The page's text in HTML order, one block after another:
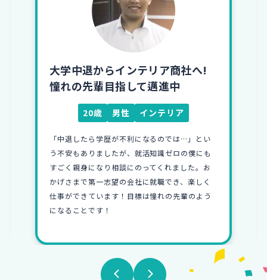
大学中退からインテリア商社へ!
憧れの先輩目指して邁進中
20歳 男性 インテリア
「中退したら学歴が不利になるのでは…」とい
う不安もありましたが、就活知識ゼロの僕にも
すごく親身になり相談にのってくれました。お
かげさまで第一志望の会社に就職でき、楽しく
仕事ができています！目標は憧れの先輩のよう
になることです！